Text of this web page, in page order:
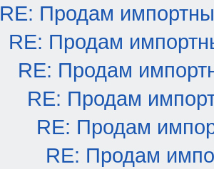
RE: Продам
RE: Продам
RE: Продам
RE: Продам
RE: Продам
RE: Продам